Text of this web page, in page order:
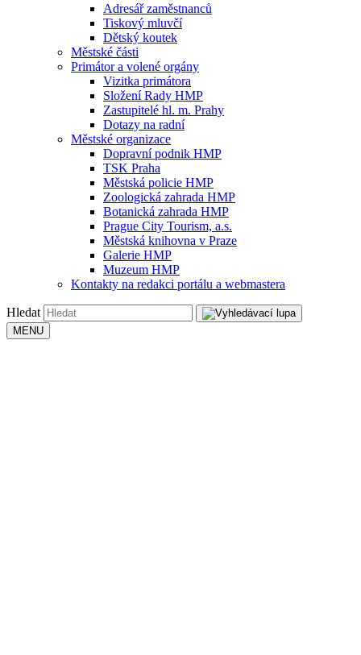
Adresář zaměstnanců
Tiskový mluvčí
Dětský koutek
Městské části
Primátor a volené orgány
Vizitka primátora
Složení Rady HMP
Zastupitelé hl. m. Prahy
Dotazy na radní
Městské organizace
Dopravní podnik HMP
TSK Praha
Městská policie HMP
Zoologická zahrada HMP
Botanická zahrada HMP
Prague City Tourism, a.s.
Městská knihovna v Praze
Galerie HMP
Muzeum HMP
Kontakty na redakci portálu a webmastera
Hledat
MENU